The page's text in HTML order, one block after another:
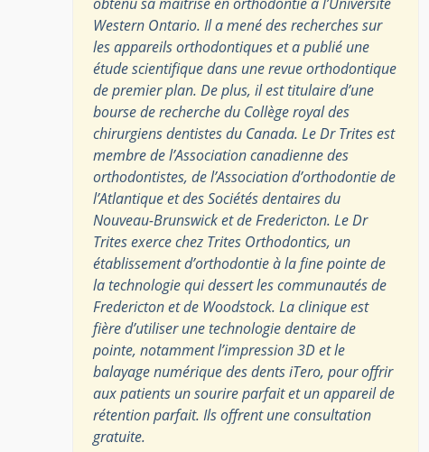
Western Ontario. Il a mené des recherches sur
les appareils orthodontiques et a publié une
étude scientifique dans une revue orthodontique
de premier plan. De plus, il est titulaire d’une
bourse de recherche du Collège royal des
chirurgiens dentistes du Canada. Le Dr Trites est
membre de l’Association canadienne des
orthodontistes, de l’Association d’orthodontie de
l’Atlantique et des Sociétés dentaires du
Nouveau-Brunswick et de Fredericton. Le Dr
Trites exerce chez Trites Orthodontics, un
établissement d’orthodontie à la fine pointe de
la technologie qui dessert les communautés de
Fredericton et de Woodstock. La clinique est
fière d’utiliser une technologie dentaire de
pointe, notamment l’impression 3D et le
balayage numérique des dents iTero, pour offrir
aux patients un sourire parfait et un appareil de
rétention parfait. Ils offrent une consultation
gratuite.